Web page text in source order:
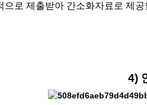
으로 제출받아 간소화자료로 제
4)